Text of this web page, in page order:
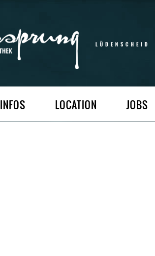
LÜDENSCHEID
INFOS LOCATION JOBS